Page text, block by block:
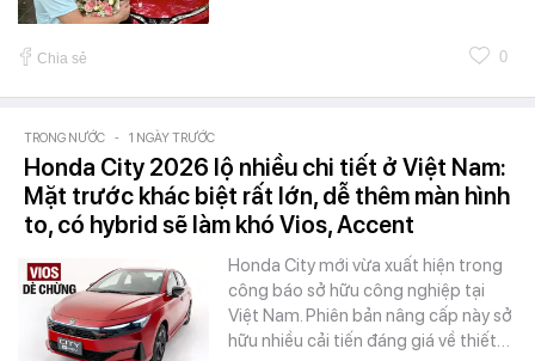
Chia sẻ 0
TRONG NƯỚC - 1 NGÀY TRƯỚC
Honda City 2026 lộ nhiều chi tiết ở Việt Nam:
Mặt trước khác biệt rất lớn, dễ thêm màn hình
to, có hybrid sẽ làm khó Vios, Accent
Honda City mới vừa xuất hiện trong
công báo sở hữu công nghiệp tại
Việt Nam. Phiên bản nâng cấp này sở
hữu nhiều cải tiến đáng giá về thiết…